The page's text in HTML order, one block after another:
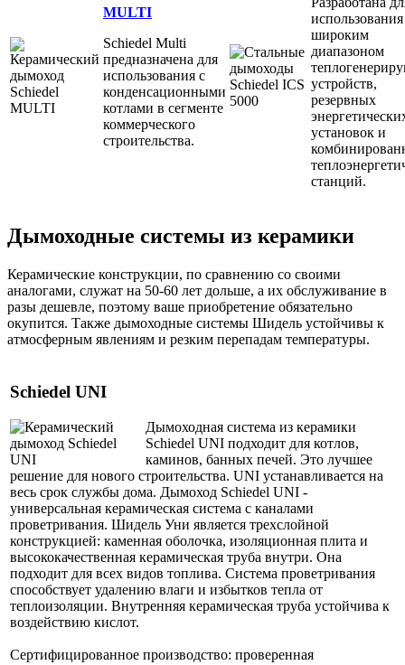
MULTI
Schiedel Multi
предназначена для
использования с
конденсационными
котлами в сегменте
коммерческого
строительства.
широким
диапазоном
устройств,
резервных
установок и
станций.
Дымоходные системы из керамики
Керамические конструкции, по сравнению со своими
аналогами, служат на 50-60 лет дольше, а их обслуживание в
разы дешевле, поэтому ваше приобретение обязательно
окупится. Также дымоходные системы Шидель устойчивы к
атмосферным явлениям и резким перепадам температуры.
Schiedel UNI
Дымоходная система из керамики
Schiedel UNI подходит для котлов,
каминов, банных печей. Это лучшее
решение для нового строительства. UNI устанавливается на
весь срок службы дома. Дымоход Schiedel UNI -
универсальная керамическая система с каналами
проветривания. Шидель Уни является трехслойной
конструкцией: каменная оболочка, изоляционная плита и
высококачественная керамическая труба внутри. Она
подходит для всех видов топлива. Система проветривания
способствует удалению влаги и избытков тепла от
теплоизоляции. Внутренняя керамическая труба устойчива к
воздействию кислот.
Сертифицированное производство: проверенная